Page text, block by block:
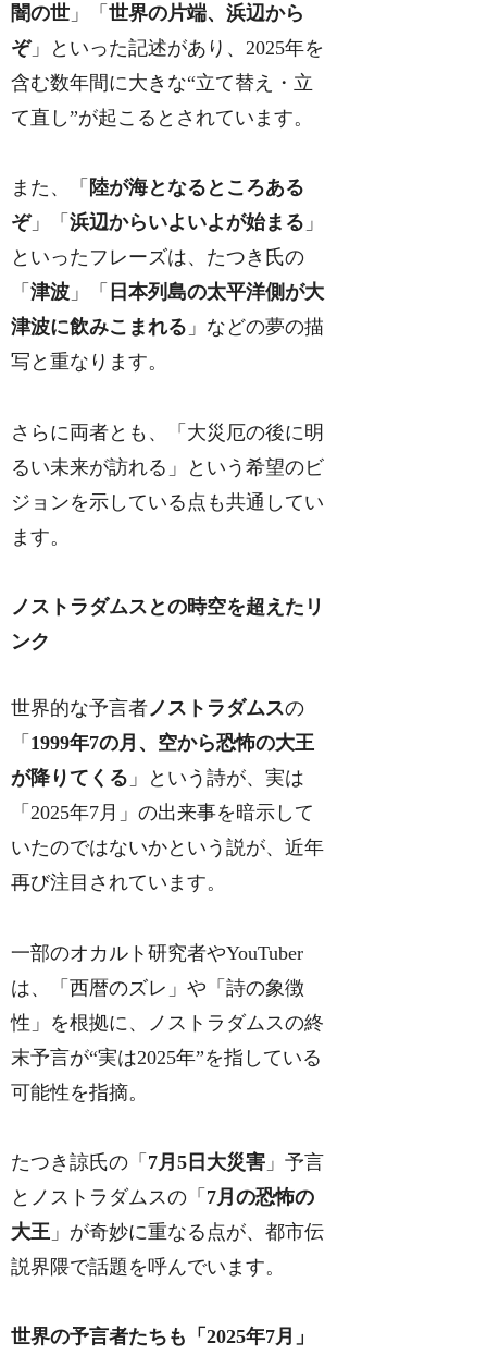
闇の世 」「世界の片端、浜辺から
ぞ」といった記述があり、2025年を
含む数年間に大きな“立て替え・立
て直し”が起こるとされています。
また、「 陸が海となるところある
ぞ」「浜辺からいよいよが始まる 」
といったフレーズは、たつき氏の
「津波 」「 日本列島の太平洋側が大
津波に飲みこまれる 」などの夢の描
写と重なります。
さらに両者とも、「大災厄の後に明
るい未来が訪れる」という希望のビ
ジョンを示している点も共通してい
ます。
ノストラダムスとの時空を超えたリ
ンク
世界的な予言者ノストラダムスの
「 1999年7の月、空から恐怖の大王
が降りてくる 」という詩が、実は
「2025年7月」の出来事を暗示して
いたのではないかという説が、近年
再び注目されています。
一部のオカルト研究者やYouTuber
は、「西暦のズレ」や「詩の象徴
性」を根拠に、ノストラダムスの終
末予言が“実は2025年”を指している
可能性を指摘。
たつき諒氏の「 7月5日大災害 」予言
とノストラダムスの「 7月の恐怖の
大王 」が奇妙に重なる点が、都市伝
説界隈で話題を呼んでいます。
世界の予言者たちも「2025年7月」